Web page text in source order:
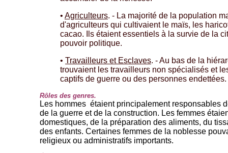
• Agriculteurs. - La majorité de la population
d'agriculteurs qui cultivaient le maïs, les
cacao. Ils étaient essentiels à la survie de la
pouvoir politique.
• Travailleurs et Esclaves. - Au bas de la
trouvaient les travailleurs non spécialisés et
captifs de guerre ou des personnes endettées.
Rôles des genres.
Les hommes étaient principalement responsables
de la guerre et de la construction. Les femmes
domestiques, de la préparation des aliments, du
des enfants. Certaines femmes de la noblesse
religieux ou administratifs importants.